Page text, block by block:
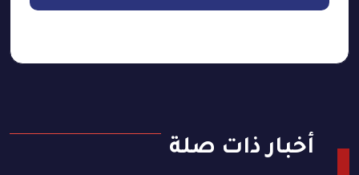
أخبار ذات صلة